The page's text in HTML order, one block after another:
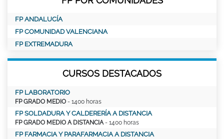
FP ANDALUCÍA
FP COMUNIDAD VALENCIANA
FP EXTREMADURA
CURSOS DESTACADOS
FP LABORATORIO
FP GRADO MEDIO - 1400 horas
FP SOLDADURA Y CALDERERÍA A DISTANCIA
FP GRADO MEDIO A DISTANCIA - 1400 horas
FP FARMACIA Y PARAFARMACIA A DISTANCIA